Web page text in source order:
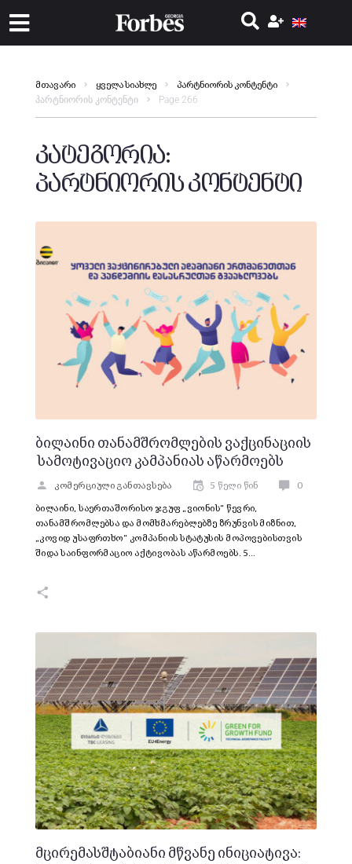
მთავარი ყველა სიახლე პარტნიორის კონტენტი
პარტნიორის კონტენტი Page 266
კატეგორია:
პარტნიორის კონტენტი
ბილაინი თანამშრომლების ვაქცინაციის
სამოტივაციო კამპანიას აწარმოებს
კომერციული განთავსება 5 წელი წინ 0
ბილაინი, საერთაშორისო ჯგუფ „ვიონის“ წევრი,
თანამშრომლებსა და მომხმარებლებზე ზრუნვის მიზნით,
„კოვიდ უსაფრთხო“ კომპანიის სტატუსის მოპოვებისთვის
შიდა საინფორმაციო აქტივობას აწარმოებს. 5…
მცირემასშტაბიანი მწვანე ინიციატივა: